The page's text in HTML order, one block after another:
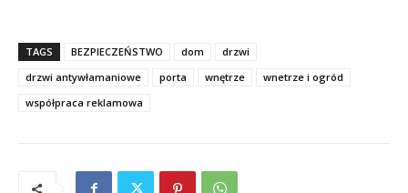
TAGS BEZPIECZEŃSTWO dom
drzwi
drzwi antywłamaniowe
porta wnętrze
wnetrze i ogród
współpraca reklamowa